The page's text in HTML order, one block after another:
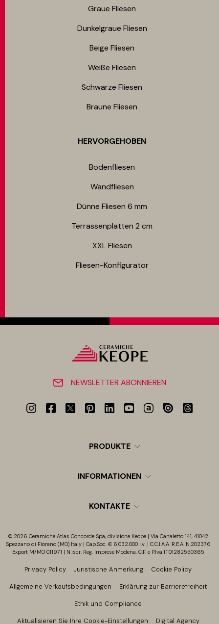
Graue Fliesen
Dunkelgraue Fliesen
Beige Fliesen
Weiße Fliesen
Schwarze Fliesen
Braune Fliesen
HERVORGEHOBEN
Bodenfliesen​
Wandfliesen
Dünne Fliesen 6 mm​
Terrassenplatten 2 cm
XXL Fliesen
Fliesen-Konfigurator
NEWSLETTER ABONNIEREN
PRODUKTE
INFORMATIONEN
KONTAKTE
© 2026 Ceramiche Atlas Concorde Spa, divisione Keope | Via Canaletto 141, 41042
Spezzano di Fiorano (MO) Italy | Cap.Soc. € 6.032.000 i.v. | C.C.I.A.A. R.E.A. N.202376
Export M/MO 011971 | N.iscr. Reg. Imprese Modena, C.F. e P.Iva IT01282550365
Privacy Policy Juristische Anmerkung Cookie Policy
Allgemeine Verkaufsbedingungen Erklärung zur Barrierefreiheit
Ethik und Compliance
Aktualisieren Sie Ihre Cookie-Einstellungen Digital Agency